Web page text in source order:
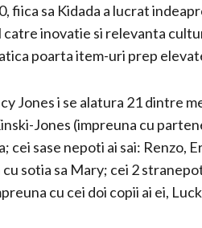
fiica sa Kidada a lucrat
catre inovatie si relevanta
poarta item-uri prep
Jones i se alatura 21 dintre
Jones (impreuna cu
cei sase nepoti ai sai: Renzo,
sotia sa Mary; cei 2
cu cei doi copii ai ei,